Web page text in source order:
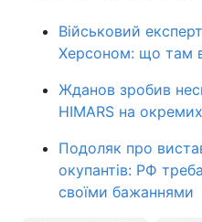
Військовий
Херсоном: що там
Жданов зробив
HIMARS на
Подоляк про
окупантів: РФ
своїми бажаннями